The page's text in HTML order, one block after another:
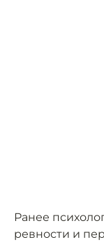
Ранее
ревности и